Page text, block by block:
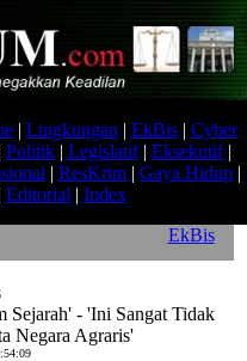
| Lingkungan | EkBis | Cyber
Politik| Legislatif| Eksekutif|
| ResKrim | Gaya Hidup |
Editorial | Index
EkBis
Sejarah' - 'Ini Sangat Tidak
Negara Agraris'